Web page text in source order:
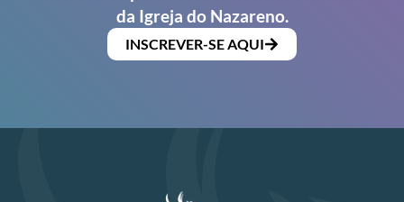
da Igreja do Nazareno.
INSCREVER-SE AQUI